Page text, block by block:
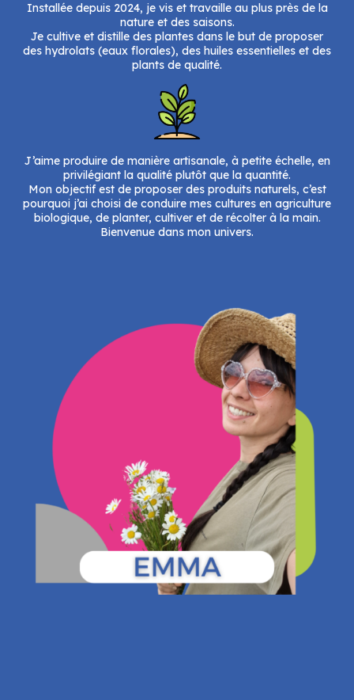
Installée depuis 2024, je vis et travaille au plus près de la
nature et des saisons.
Je cultive et distille des plantes dans le but de proposer
des hydrolats (eaux florales), des huiles essentielles et des
plants de qualité.
J’aime produire de manière artisanale, à petite échelle, en
privilégiant la qualité plutôt que la quantité.
Mon objectif est de proposer des produits naturels, c’est
pourquoi j’ai choisi de conduire mes cultures en agriculture
biologique, de planter, cultiver et de récolter à la main.
Bienvenue dans mon univers.